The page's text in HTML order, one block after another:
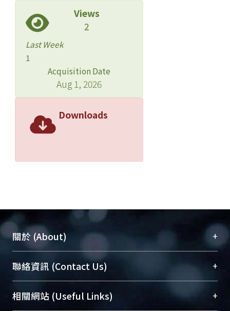
Views
2
Last Week
1
Acquisition Date
Aug 1, 2026
Downloads
關於 (About) +
臺大位居世界頂尖大學之列，為永久珍藏及向國際
展現本校豐碩的研究成果及學術能量，圖書館整合
機構典藏（NTUR）與學術庫（AH）不同功能平
台，成為臺大學術典藏NTU scholars。期能整合研
聯絡資訊 (Contact Us) +
總館學科館員(Main Library)
相關網站 (Useful Links) +